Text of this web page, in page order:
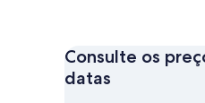
Consulte os
datas